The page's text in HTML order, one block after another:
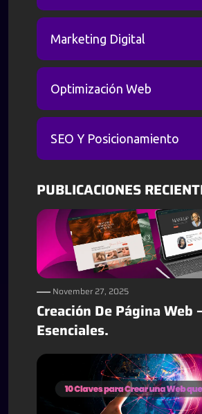
Marketing Digital
Optimización Web
SEO Y Posicionamiento
PUBLICACIONES
November 27, 2025
Creación De Página Web
Esenciales.